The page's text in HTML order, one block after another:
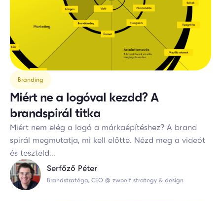
Branding
Miért ne a logóval kezdd? A
brandspirál titka
Miért nem elég a logó a márkaépítéshez? A brand
spirál megmutatja, mi kell előtte. Nézd meg a videót
és teszteld...
Serfőző Péter
Brandstratéga, CEO @ zwoelf strategy & design